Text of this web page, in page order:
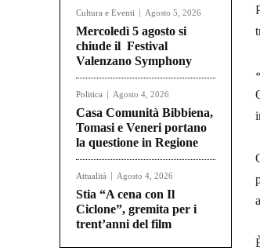
Cultura e Eventi Agosto 5, 2026
Mercoledì 5 agosto si
chiude il Festival
Valenzano Symphony
Politica Agosto 4, 2026
Casa Comunità Bibbiena,
Tomasi e Veneri portano
la questione in Regione
Attualità Agosto 4, 2026
Stia “A cena con Il
Ciclone”, gremita per i
trent’anni del film